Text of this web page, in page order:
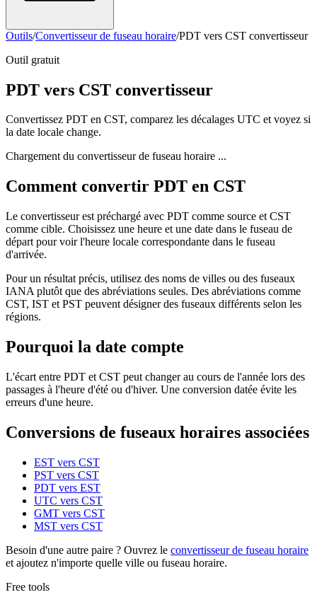
Outils/Convertisseur de fuseau horaire/PDT vers CST convertisseur
Outil gratuit
PDT vers CST convertisseur
Convertissez PDT en CST, comparez les décalages UTC et voyez si
la date locale change.
Chargement du convertisseur de fuseau horaire ...
Comment convertir PDT en CST
Le convertisseur est préchargé avec PDT comme source et CST
comme cible. Choisissez une heure et une date dans le fuseau de
départ pour voir l'heure locale correspondante dans le fuseau
d'arrivée.
Pour un résultat précis, utilisez des noms de villes ou des fuseaux
IANA plutôt que des abréviations seules. Des abréviations comme
CST, IST et PST peuvent désigner des fuseaux différents selon les
régions.
Pourquoi la date compte
L'écart entre PDT et CST peut changer au cours de l'année lors des
passages à l'heure d'été ou d'hiver. Une conversion datée évite les
erreurs d'une heure.
Conversions de fuseaux horaires associées
EST vers CST
PST vers CST
PDT vers EST
UTC vers CST
GMT vers CST
MST vers CST
Besoin d'une autre paire ? Ouvrez le convertisseur de fuseau horaire
et ajoutez n'importe quelle ville ou fuseau horaire.
Free tools